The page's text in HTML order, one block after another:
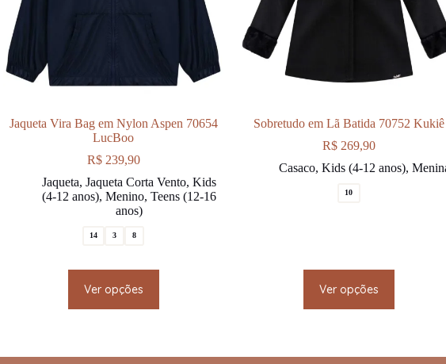
Jaqueta Vira Bag em Nylon Aspen 70654
LucBoo
R$239,90
Jaqueta,Jaqueta Corta Vento,Kids
(4-12 anos),Menino,Teens (12-16
anos)
14 3 8
Ver opções
product
options
Sobretudo em Lã Batida 70752 Kukiê
R$269,90
Casaco,Kids (4-12 anos),
10
Ver opções
product
options